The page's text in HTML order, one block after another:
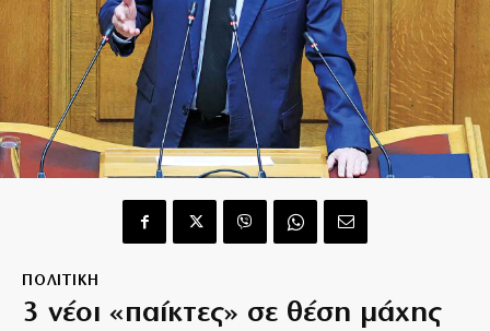
ΠΟΛΙΤΙΚΗ
3 νέοι «παίκτες» σε θέση μάχης